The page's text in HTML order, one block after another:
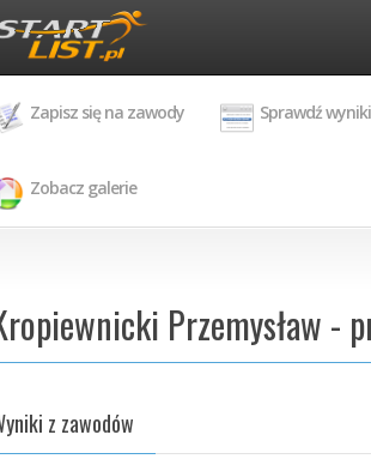
Zapisz się na zawody Sprawdź wyniki
Zobacz galerie
Przemysław -
z zawodów